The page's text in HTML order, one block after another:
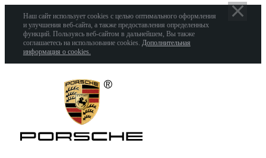
Наш сайт использует cookies с целью оптимального оформления
и улучшения веб-сайта, а также предоставления определенных
функций. Пользуясь веб-сайтом в дальнейшем, Вы также
соглашаетесь на использование cookies. Дополнительная
информация о cookies.